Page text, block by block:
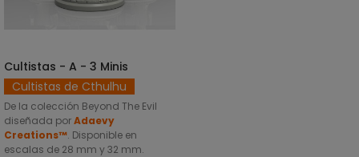
SELECCIONAR OPCIONES
Cultistas - A - 3 Minis
Cultistas de Cthulhu
De la colección Beyond The Evil
diseñada porAdaevy
Creations™. Disponible en
escalas de 28 mm y 32 mm.